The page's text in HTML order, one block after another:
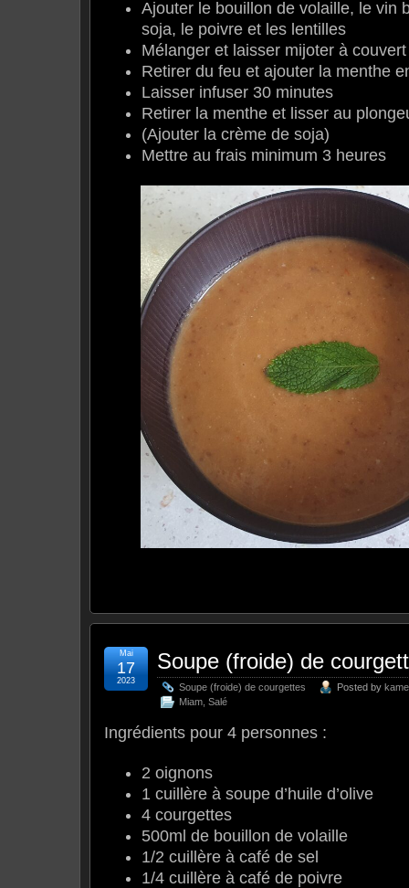
Ajouter le bouillon de volaille, le vin
soja, le poivre et les lentilles
Mélanger et laisser mijoter à
Retirer du feu et ajouter la menthe
Laisser infuser 30 minutes
Retirer la menthe et lisser au
(Ajouter la crème de soja)
Mettre au frais minimum 3 heures
Soupe (froide) de
Soupe (froide) de courgettes Posted by kame
Miam Salé
Mai
17
2023
Ingrédients pour 4 personnes :
2 oignons
1 cuillère à soupe d’huile d’olive
4 courgettes
500ml de bouillon de volaille
1/2 cuillère à café de sel
1/4 cuillère à café de poivre